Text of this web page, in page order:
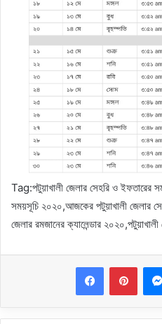
Tag:পটুয়াখালী জেলার সেহরি ও ইফতারের
সময়সূচি ২০২০,আজকের পটুয়াখালী জেলার
জেলার রমজানের ক্যালেন্ডার